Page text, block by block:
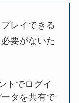
レイできる
要がないた
トでログイ
タを共有で